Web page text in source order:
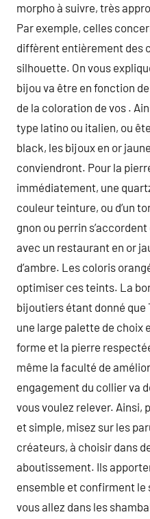
morpho à suivre, très
Par exemple, celles
diffèrent entièrement des
silhouette. On vous
bijou va être en fonction
de la coloration de vos .
type latino ou italien, ou
black, les bijoux en or
conviendront. Pour la
immédiatement, une
couleur teinture, ou d’un
gnon ou perrin
avec un restaurant en or
d’ambre. Les coloris
optimiser ces teints. La
bijoutiers étant donné
une large palette de choix
forme et la pierre
même la faculté de
engagement du collier va
vous voulez relever. Ainsi,
et simple, misez sur les
créateurs, à choisir dans
aboutissement. Ils
ensemble et confirment le
vous allez dans les